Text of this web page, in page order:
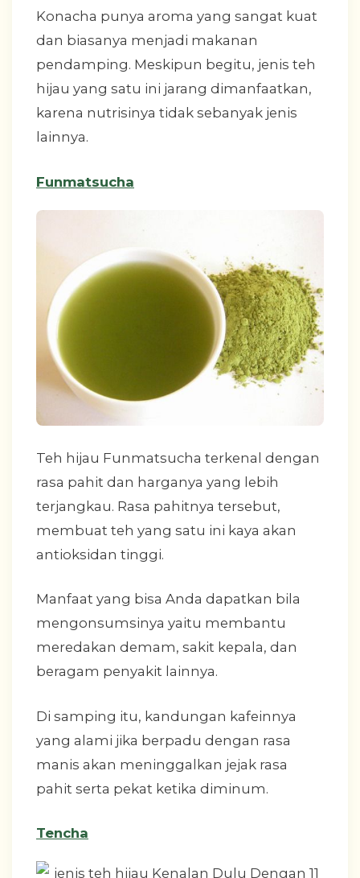
Konacha punya aroma yang sangat kuat
dan biasanya menjadi makanan
pendamping. Meskipun begitu, jenis teh
hijau yang satu ini jarang dimanfaatkan,
karena nutrisinya tidak sebanyak jenis
lainnya.
Funmatsucha
Teh hijau Funmatsucha terkenal dengan
rasa pahit dan harganya yang lebih
terjangkau. Rasa pahitnya tersebut,
membuat teh yang satu ini kaya akan
antioksidan tinggi.
Manfaat yang bisa Anda dapatkan bila
mengonsumsinya yaitu membantu
meredakan demam, sakit kepala, dan
beragam penyakit lainnya.
Di samping itu, kandungan kafeinnya
yang alami jika berpadu dengan rasa
manis akan meninggalkan jejak rasa
pahit serta pekat ketika diminum.
Tencha